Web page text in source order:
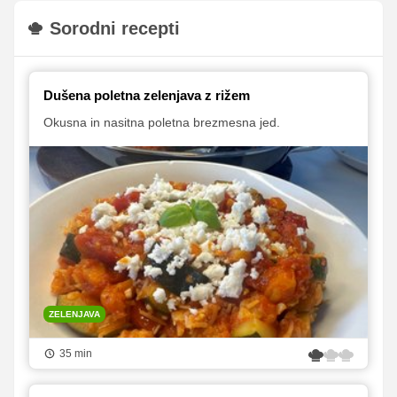
Sorodni recepti
Dušena poletna zelenjava z rižem
Okusna in nasitna poletna brezmesna jed.
ZELENJAVA
35 min